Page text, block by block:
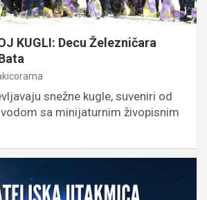
KUGLI: Decu Železničara
snežne kugle, suveniri od
sa minijaturnim živopisnim